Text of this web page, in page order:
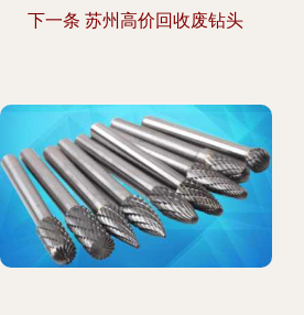
下一条 苏州高价回收废钻头